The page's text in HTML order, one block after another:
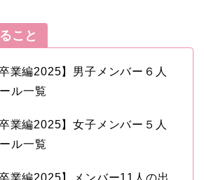
こと
業編2025】男子メンバー６人
ル一覧
業編2025】女子メンバー５人
ル一覧
業編2025】メンバー11人の出